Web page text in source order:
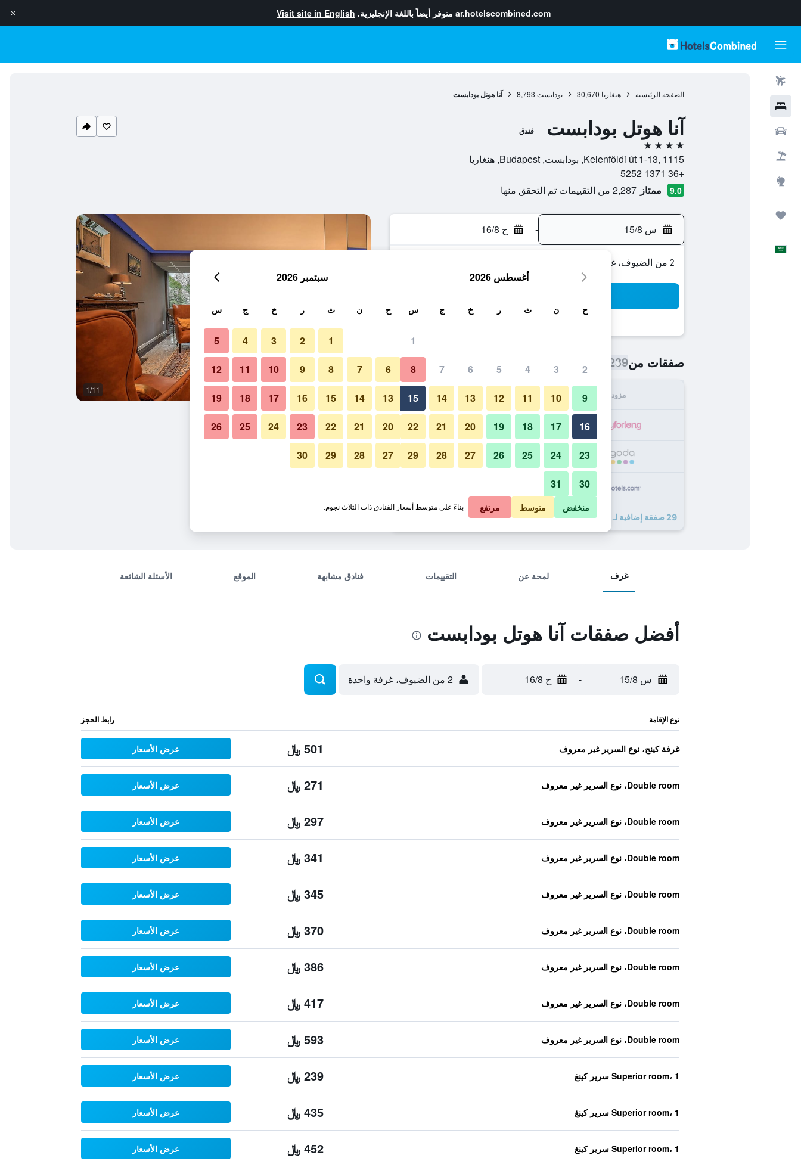
ar.hotelscombined.com متوفر أيضاً باللغة الإنجليزية. Visit site in English
الصفحة الرئيسية هنغاريا 30,670 بودابست 8,793 آنا هوتل بودابست
آنا هوتل بودابست فندق
4 نجوم
Kelenföldi út 1-13, 1115, بودابست, Budapest, هنغاريا
+36 1371 5252
9.0 ممتاز 2,287 من التقييمات تم التحقق منها
س 15/8 - ح 16/8
2 من الضيوف، غرفة واحدة
صفقات من239 ﷼
مزود الإجمالي في الليلة
239 ﷼ عرض الصفقة
256 ﷼ عرض الصفقة
29 صفقة إضافية لـ آنا هوتل بودابست
ردهة 1/11
صور لـ آنا هوتل بودابست
غرف لمحة عن التقييمات فنادق مشابهة الموقع الأسئلة الشائعة
أفضل صفقات آنا هوتل بودابست
س 15/8 - ح 16/8 2 من الضيوف، غرفة واحدة
نوع الإقامة رابط الحجز
غرفة كينج، نوع السرير غير معروف 501 ﷼ عرض الأسعار
Double room، نوع السرير غير معروف 271 ﷼ عرض الأسعار
Double room، نوع السرير غير معروف 297 ﷼ عرض الأسعار
Double room، نوع السرير غير معروف 341 ﷼ عرض الأسعار
Double room، نوع السرير غير معروف 345 ﷼ عرض الأسعار
Double room، نوع السرير غير معروف 370 ﷼ عرض الأسعار
Double room، نوع السرير غير معروف 386 ﷼ عرض الأسعار
Double room، نوع السرير غير معروف 417 ﷼ عرض الأسعار
Double room، نوع السرير غير معروف 593 ﷼ عرض الأسعار
Superior room، 1 سرير كينغ 239 ﷼ عرض الأسعار
Superior room، 1 سرير كينغ 435 ﷼ عرض الأسعار
Superior room، 1 سرير كينغ 452 ﷼ عرض الأسعار
أغسطس 2026
ح ن ث ر خ ج س
1
2
3
4
5
6
7
8
9
10
11
12
13
14
15
16
17
18
19
20
21
22
23
24
25
26
27
28
29
30
31
سبتمبر 2026
ح ن ث ر خ ج س
1
2
3
4
5
6
7
8
9
10
11
12
13
14
15
16
17
18
19
20
21
22
23
24
25
26
27
28
29
30
منخفض متوسط مرتفع بناءً على متوسط أسعار الفنادق ذات الثلاث نجوم.